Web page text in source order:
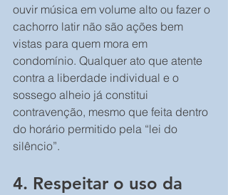
ouvir música em volume alto ou fazer o
cachorro latir não são ações bem
vistas para quem mora em
condomínio. Qualquer ato que atente
contra a liberdade individual e o
sossego alheio já constitui
contravenção, mesmo que feita dentro
do horário permitido pela “lei do
silêncio”.
4. Respeitar o uso da